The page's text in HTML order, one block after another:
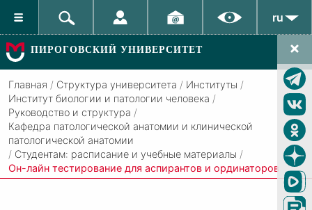
ru
ПИРОГОВСКИЙ УНИВЕРСИТЕТ
Главная / Структура университета / Институты /
Институт биологии и патологии человека /
Руководство и структура /
Кафедра патологической анатомии и клинической
патологической анатомии
/ Студентам: расписание и учебные материалы /
Он-лайн тестирование для аспирантов и ординаторов